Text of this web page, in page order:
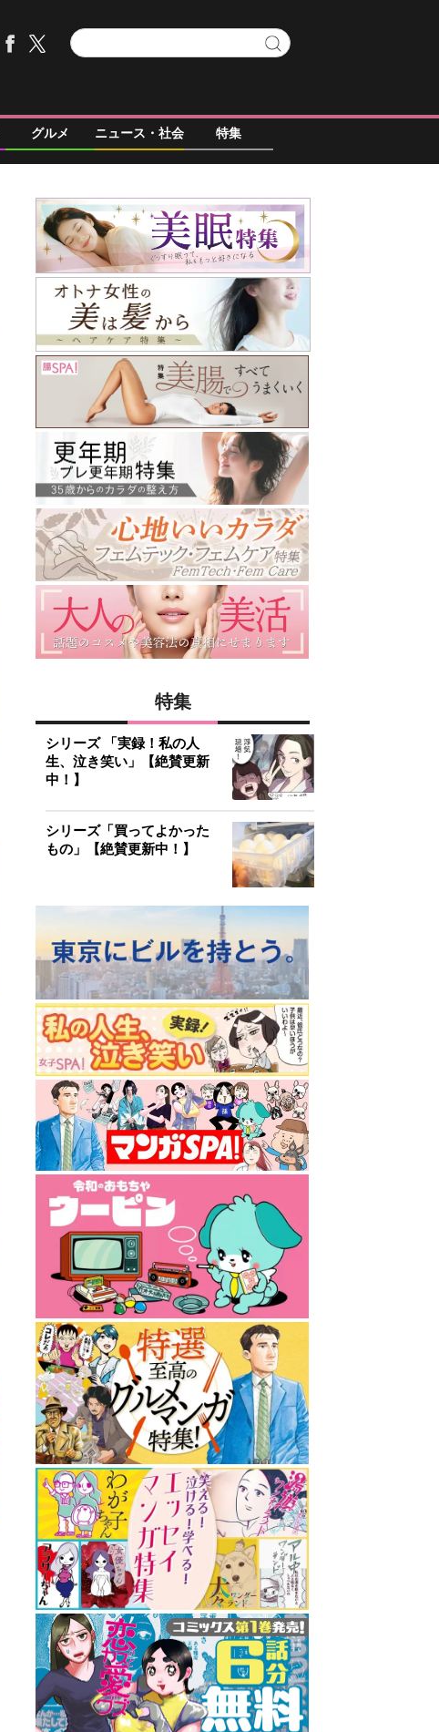
グルメ ニュース・社会 特集
特集
シリーズ 「実録！私の人
生、泣き笑い」【絶賛更新
中！】
シリーズ「買ってよかった
もの」【絶賛更新中！】